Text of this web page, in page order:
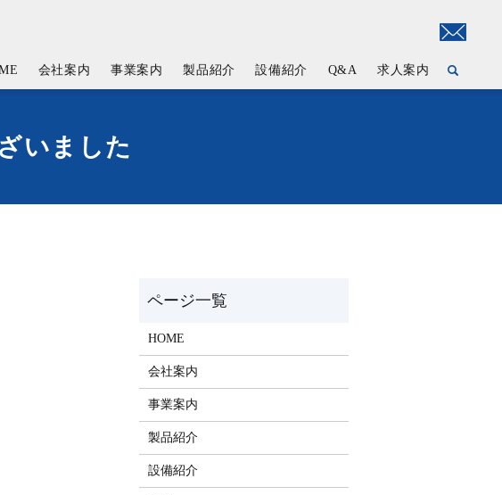
会社案内 事業案内 製品紹介 設備紹介 Q&A 求人案内
いました
HOME
会社案内
事業案内
製品紹介
設備紹介